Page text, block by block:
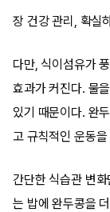
장 건강 관리, 확실
다만, 식이섬유가
효과가 커진다. 물
있기 때문이다. 완
고 규칙적인 운동
간단한 식습관 변
는 밥에 완두콩을